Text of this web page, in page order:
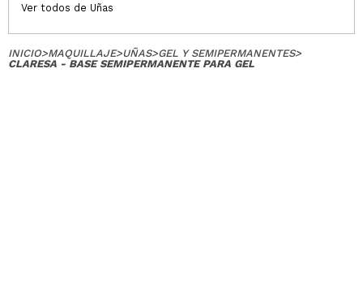
Ver todos de Uñas
INICIO>MAQUILLAJE>UÑAS>GEL Y SEMIPERMANENTES>
CLARESA - BASE SEMIPERMANENTE PARA GEL